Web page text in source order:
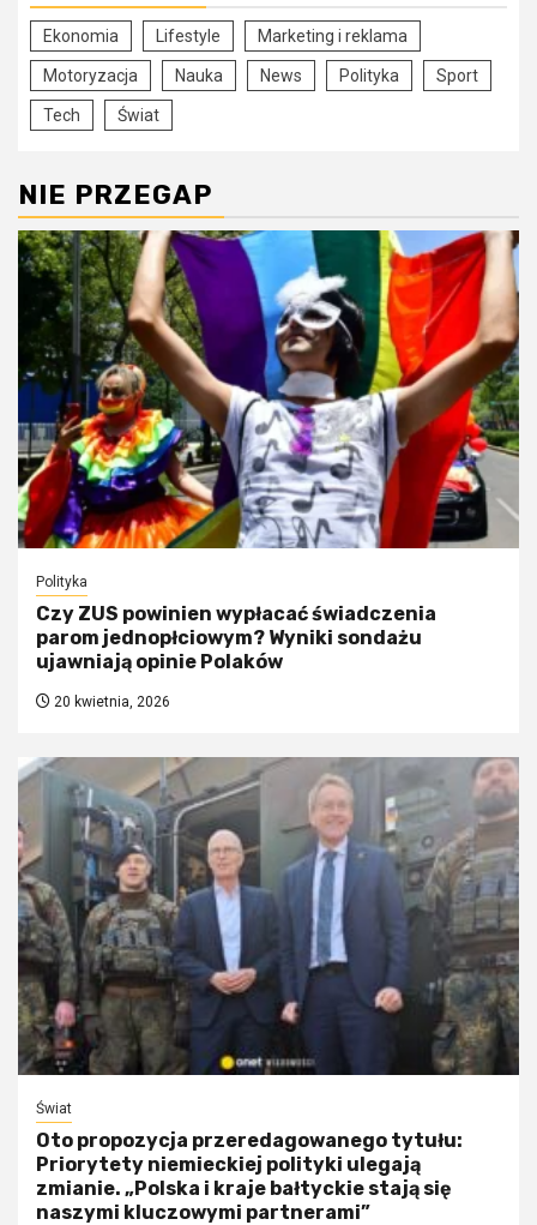
Ekonomia Lifestyle Marketing i reklama
Motoryzacja Nauka News Polityka Sport
Tech Świat
NIE PRZEGAP
Polityka
Czy ZUS powinien wypłacać świadczenia
parom jednopłciowym? Wyniki sondażu
ujawniają opinie Polaków
20 kwietnia, 2026
Świat
Oto propozycja przeredagowanego tytułu:
Priorytety niemieckiej polityki ulegają
zmianie. „Polska i kraje bałtyckie stają się
naszymi kluczowymi partnerami”